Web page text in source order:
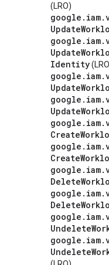
(LRO)
google . iam.
Update
google . iam.
Update
Identity
google . iam.
Update
google . iam.
Update
google . iam.
Create
google . iam.
Create
google . iam.
Delete
google . iam.
Delete
google . iam.
Undelete
google . iam.
Undelete